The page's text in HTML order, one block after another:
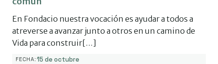
En Fondacio nuestra vocación es ayudar a todos a
atreverse a avanzar junto a otros en un camino de
Vida para construir[…]
FECHA:15 de octubre